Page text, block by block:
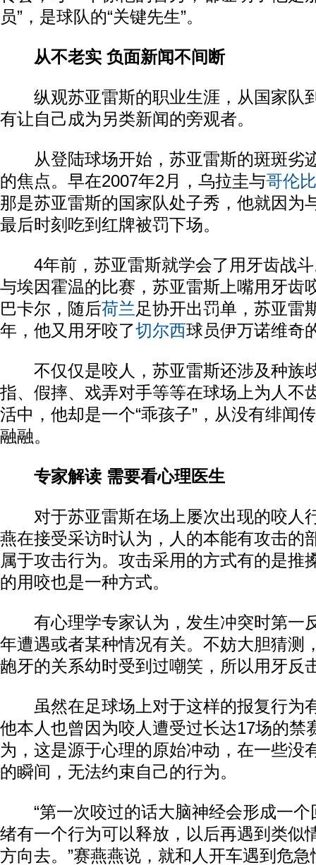
员”，是球队的“关键先生”。
从不老实 负面新闻不间断
纵观苏亚雷斯的职业生涯，从国家队
有让自己成为另类新闻的旁观者。
从登陆球场开始，苏亚雷斯的斑斑劣
的焦点。早在2007年2月，乌拉圭与哥伦
那是苏亚雷斯的国家队处子秀，他就因为
最后时刻吃到红牌被罚下场。
4年前，苏亚雷斯就学会了用牙齿战斗
与埃因霍温的比赛，苏亚雷斯上嘴用牙齿
巴卡尔，随后荷兰足协开出罚单，苏亚雷
年，他又用牙咬了切尔西球员伊万诺维奇
不仅仅是咬人，苏亚雷斯还涉及种族
指、假摔、戏弄对手等等在球场上为人不
活中，他却是一个“乖孩子”，从没有绯闻
融融。
专家解读 需要看心理医生
对于苏亚雷斯在场上屡次出现的咬人
燕在接受采访时认为，人的本能有攻击的
属于攻击行为。攻击采用的方式有的是推
的用咬也是一种方式。
有心理学专家认为，发生冲突时第一
年遭遇或者某种情况有关。不妨大胆猜测
龅牙的关系幼时受到过嘲笑，所以用牙反
虽然在足球场上对于这样的报复行为
他本人也曾因为咬人遭受过长达17场的禁
为，这是源于心理的原始冲动，在一些没
的瞬间，无法约束自己的行为。
“第一次咬过的话大脑神经会形成一个
绪有一个行为可以释放，以后再遇到类似
方向去。”赛燕燕说，就和人开车遇到危